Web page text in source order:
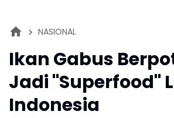
NASIONAL
Ikan Gabus
Jadi "Superfood"
Indonesia